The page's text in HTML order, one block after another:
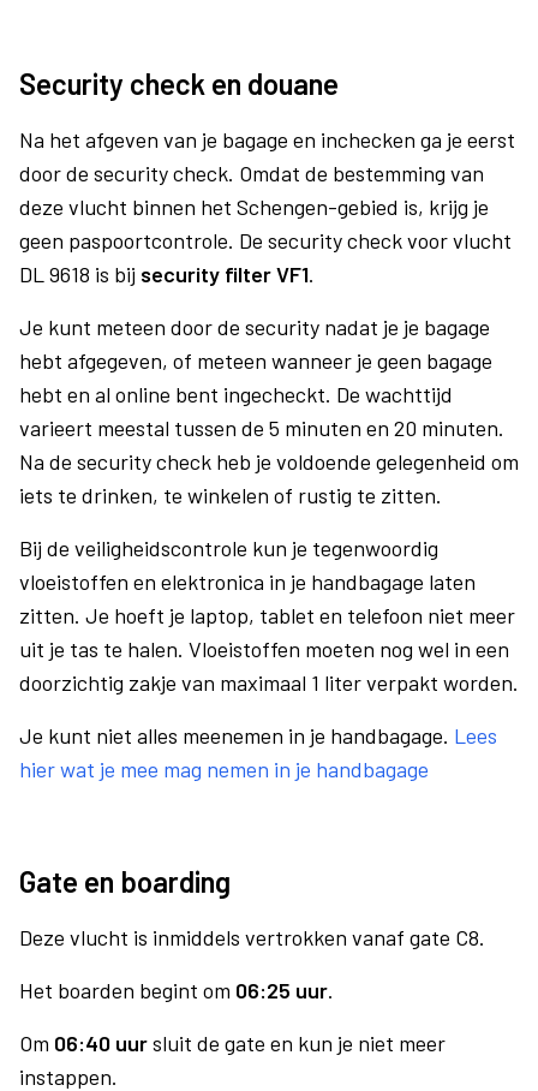
Security check en douane
Na het afgeven van je bagage en inchecken ga je eerst
door de security check. Omdat de bestemming van
deze vlucht binnen het Schengen-gebied is, krijg je
geen paspoortcontrole. De security check voor vlucht
DL 9618 is bij security filter VF1.
Je kunt meteen door de security nadat je je bagage
hebt afgegeven, of meteen wanneer je geen bagage
hebt en al online bent ingecheckt. De wachttijd
varieert meestal tussen de 5 minuten en 20 minuten.
Na de security check heb je voldoende gelegenheid om
iets te drinken, te winkelen of rustig te zitten.
Bij de veiligheidscontrole kun je tegenwoordig
vloeistoffen en elektronica in je handbagage laten
zitten. Je hoeft je laptop, tablet en telefoon niet meer
uit je tas te halen. Vloeistoffen moeten nog wel in een
doorzichtig zakje van maximaal 1 liter verpakt worden.
Je kunt niet alles meenemen in je handbagage. Lees
hier wat je mee mag nemen in je handbagage
Gate en boarding
Deze vlucht is inmiddels vertrokken vanaf gate C8.
Het boarden begint om 06:25 uur.
Om 06:40 uursluit de gate en kun je niet meer
instappen.